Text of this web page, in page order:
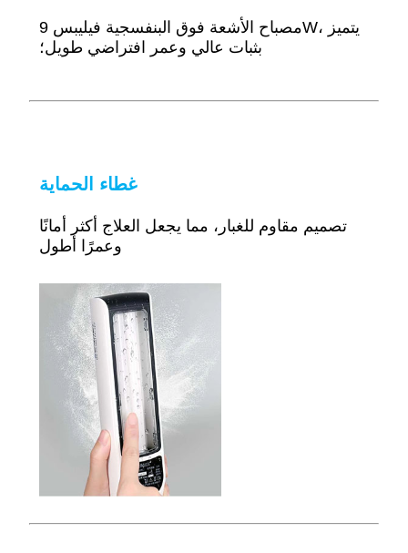
مصباح الأشعة فوق البنفسجية فيليبس 9W، يتميز
بثبات عالي وعمر افتراضي طويل؛
غطاء الحماية
تصميم مقاوم للغبار، مما يجعل العلاج أكثر أمانًا
وعمرًا أطول